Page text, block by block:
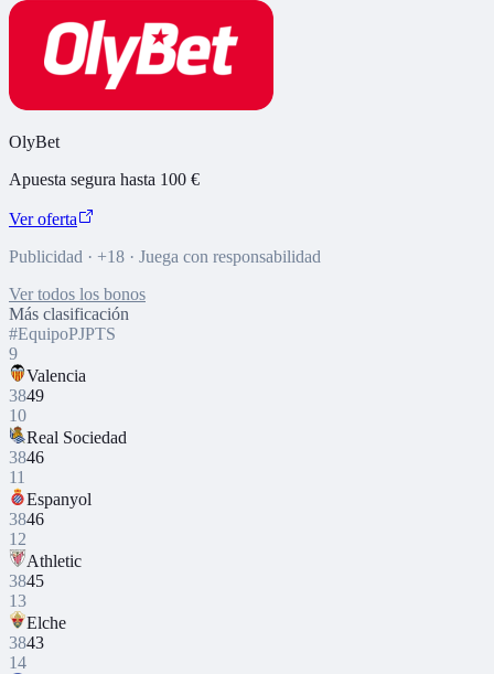
OlyBet
Apuesta segura hasta 100 €
Ver oferta
Publicidad · +18 · Juega con responsabilidad
Ver todos los bonos
Más clasificación
#EquipoPJPTS
9
Valencia
3849
10
Real Sociedad
3846
11
Espanyol
3846
12
Athletic
3845
13
Elche
3843
14